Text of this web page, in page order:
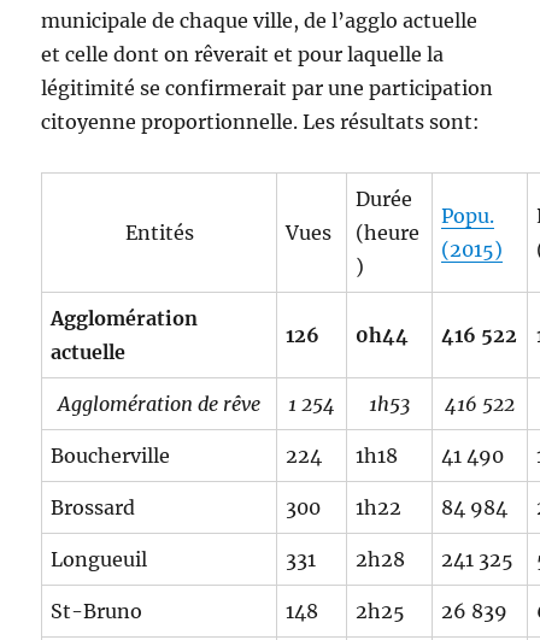
municipale de chaque ville, de l’agglo actuelle
et celle dont on rêverait et pour laquelle la
légitimité se confirmerait par une participation
citoyenne proportionnelle. Les résultats sont:
Entités Vues
Durée
(heure
)
Popu.
(2015)
Agglomération
actuelle
126 0h44 416 522
Agglomération de rêve 1 254 1h53 416 522
Boucherville 224 1h18 41 490
Brossard 300 1h22 84 984
Longueuil 331 2h28 241 325
St-Bruno 148 2h25 26 839